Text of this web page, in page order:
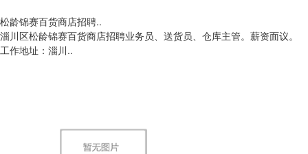
松龄锦赛百货商店招聘..
淄川区松龄锦赛百货商店招聘业务员、送货员、仓库主管。薪资面议。
工作地址：淄川..